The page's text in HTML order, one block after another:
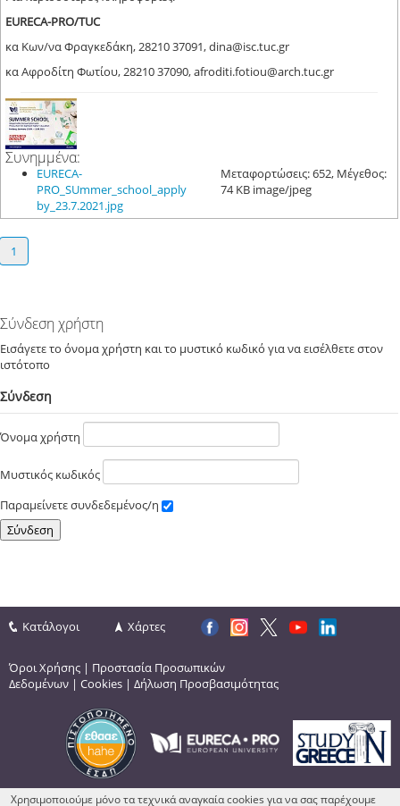
EURECA-PRO/TUC
κα Κων/να Φραγκεδάκη, 28210 37091, dina@isc.tuc.gr
κα Αφροδίτη Φωτίου, 28210 37090, afroditi.fotiou@arch.tuc.gr
Συνημμένα:
EURECA-
PRO_SUmmer_school_apply
by_23.7.2021.jpg
Μεταφορτώσεις: 652, Μέγεθος:
74 KB image/jpeg
1
Σύνδεση χρήστη
Εισάγετε το όνομα χρήστη και το μυστικό κωδικό για να εισέλθετε στον
ιστότοπο
Σύνδεση
Όνομα χρήστη
Μυστικός κωδικός
Παραμείνετε συνδεδεμένος/η
Κατάλογοι Χάρτες
Όροι Χρήσης | Προστασία Προσωπικών
Δεδομένων | Cookies | Δήλωση Προσβασιμότητας
Χρησιμοποιούμε μόνο τα τεχνικά αναγκαία cookies για να σας παρέχουμε